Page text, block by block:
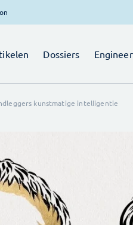
Dossiers
kunstmatige intelligentie